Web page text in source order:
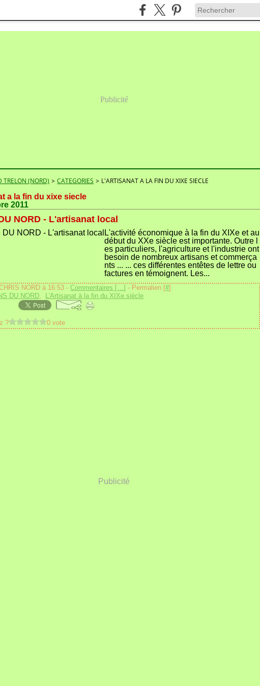
Publicité
TRELON (NORD) > CATEGORIES > L'ARTISANAT A LA FIN DU XIXE SIECLE
a la fin du xixe siecle
2011
NORD - L'artisanat local
L'activité économique à la fin du XIXe et au
début du XXe siècle est importante. Outre l
es particuliers, l'agriculture et l'industrie ont
besoin de nombreux artisans et commerça
nts ... ... ces différentes entêtes de lettre ou
factures en témoignent. Les...
NORD à 16:53 -Commentaires […] - Permalien [#]
DU NORD, L'Artisanat à la fin du XIXe siècle
? 0 vote
Publicité